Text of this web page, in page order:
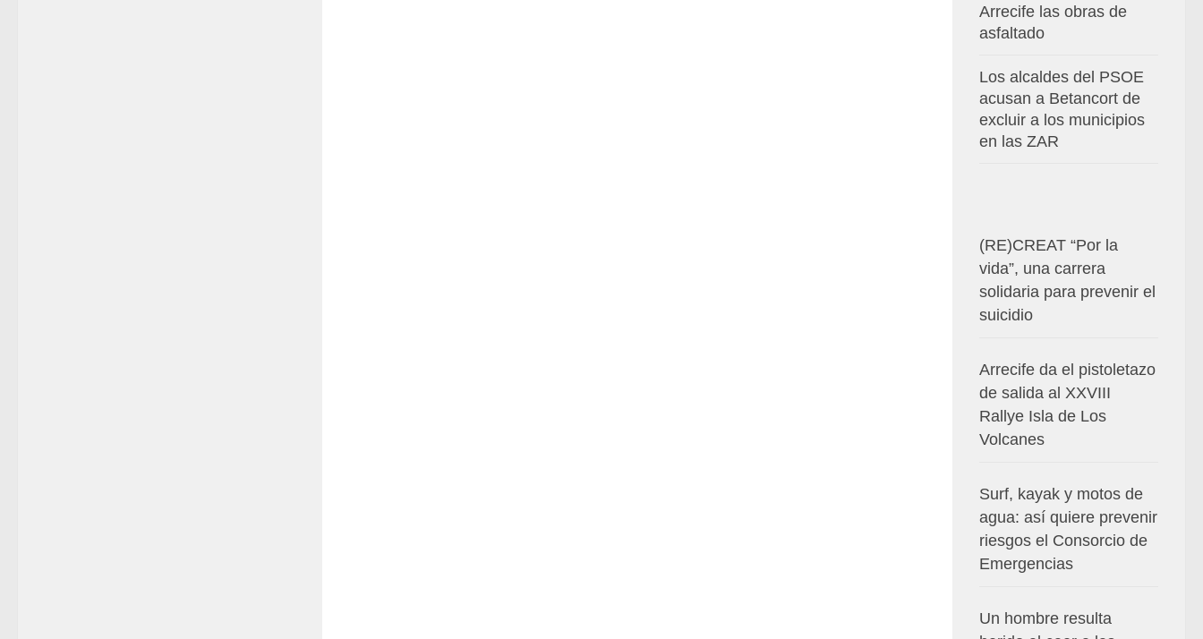
Arrecife las obras de
asfaltado
Los alcaldes del PSOE
acusan a Betancort de
excluir a los municipios
en las ZAR
(RE)CREAT “Por la
vida”, una carrera
solidaria para prevenir el
suicidio
Arrecife da el pistoletazo
de salida al XXVIII
Rallye Isla de Los
Volcanes
Surf, kayak y motos de
agua: así quiere prevenir
riesgos el Consorcio de
Emergencias
Un hombre resulta